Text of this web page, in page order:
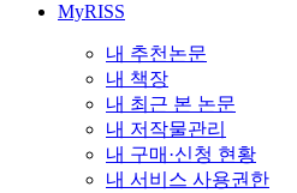
MyRISS
내 추천논문
내 책장
내 최근 본 논문
내 저작물관리
내 구매·신청 현황
내 서비스 사용권한